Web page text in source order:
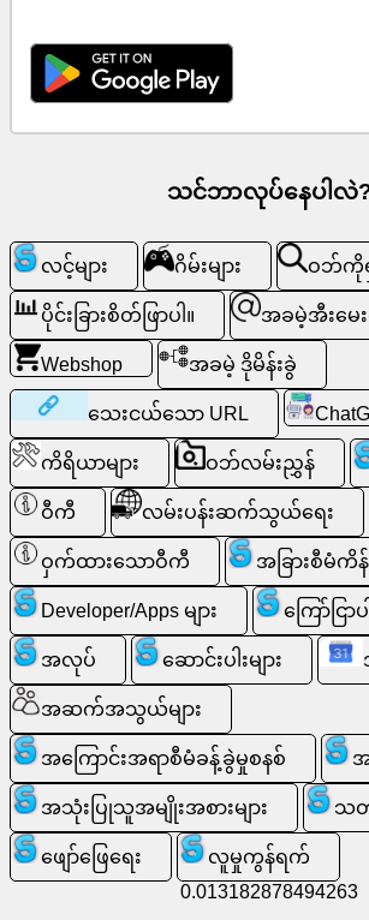
မ်း
ဝ
ဘ်
ရှာ
ပါ။
အီး
မေး
လ်
/
ပိုင်းခြား
စိတ်ဖြာ
ပါ။
Webshop
သင်ဘာလုပ်နေပါလဲ
လင့်များ ဂိမ်းများ ဝဘ်ကိုရှ
ပိုင်းခြားစိတ်ဖြာပါ။ အခမဲ့အီးမေး
Webshop အခမဲ့ ဒိုမိန်းခွဲ
သေးငယ်သော URL
ကိရိယာများ ဝဘ်လမ်းညွှန်
ဝီကီ လမ်းပန်းဆက်သွယ်ရေး
ဝှက်ထားသောဝီကီ အခြားစီမံကိန်
Developer/Apps များ ကြော်ငြာပ
အလုပ် ဆောင်းပါးများ
အဆက်အသွယ်များ
အကြောင်းအရာစီမံခန့်ခွဲမှုစနစ်
အသုံးပြုသူအမျိုးအစားများ သ
ဖျော်ဖြေရေး
လူမှုကွန်ရက်
0.013182878494263